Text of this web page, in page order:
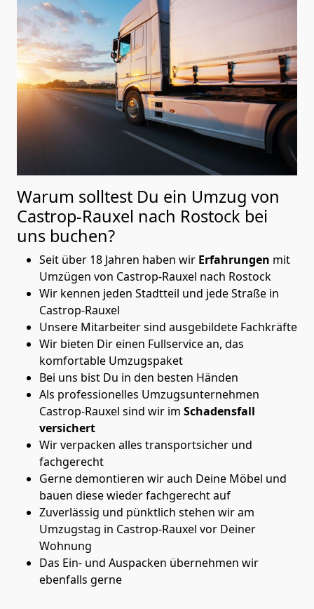
Warum solltest Du ein Umzug von
Castrop-Rauxel nach Rostock bei
uns buchen?
Seit über 18 Jahren haben wir Erfahrungen mit
Umzügen von Castrop-Rauxel nach Rostock
Wir kennen jeden Stadtteil und jede Straße in
Castrop-Rauxel
Unsere Mitarbeiter sind ausgebildete Fachkräfte
Wir bieten Dir einen Fullservice an, das
komfortable Umzugspaket
Bei uns bist Du in den besten Händen
Als professionelles Umzugsunternehmen
Castrop-Rauxel sind wir im Schadensfall
versichert
Wir verpacken alles transportsicher und
fachgerecht
Gerne demontieren wir auch Deine Möbel und
bauen diese wieder fachgerecht auf
Zuverlässig und pünktlich stehen wir am
Umzugstag in Castrop-Rauxel vor Deiner
Wohnung
Das Ein- und Auspacken übernehmen wir
ebenfalls gerne